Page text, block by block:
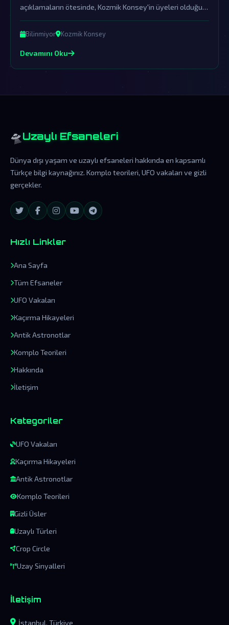
açıklamaların ötesinde, Kozmik Konsey'in üyeleri olduğu
iddia edilen bu varlıklar, gerçekler örtbas edildikçe daha da
mistik bir hâl alıyor.
Bilinmiyor Kozmik Konsey
Devamını Oku
🛸 Uzaylı Efsaneleri
Dünya dışı yaşam ve uzaylı efsaneleri hakkında en kapsamlı
Türkçe bilgi kaynağınız. Komplo teorileri, UFO vakaları ve gizli
gerçekler.
Hızlı Linkler
Ana Sayfa
Tüm Efsaneler
UFO Vakaları
Kaçırma Hikayeleri
Antik Astronotlar
Komplo Teorileri
Hakkında
İletişim
Kategoriler
UFO Vakaları
Kaçırma Hikayeleri
Antik Astronotlar
Komplo Teorileri
Gizli Üsler
Uzaylı Türleri
Crop Circle
Uzay Sinyalleri
İletişim
İstanbul, Türkiye